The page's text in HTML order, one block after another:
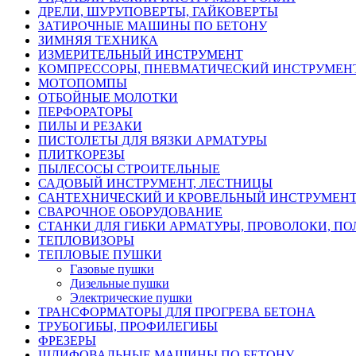
ДРЕЛИ, ШУРУПОВЕРТЫ, ГАЙКОВЕРТЫ
ЗАТИРОЧНЫЕ МАШИНЫ ПО БЕТОНУ
ЗИМНЯЯ ТЕХНИКА
ИЗМЕРИТЕЛЬНЫЙ ИНСТРУМЕНТ
КОМПРЕССОРЫ, ПНЕВМАТИЧЕСКИЙ
МОТОПОМПЫ
ОТБОЙНЫЕ МОЛОТКИ
ПЕРФОРАТОРЫ
ПИЛЫ И РЕЗАКИ
ПИСТОЛЕТЫ ДЛЯ ВЯЗКИ АРМАТУРЫ
ПЛИТКОРЕЗЫ
ПЫЛЕСОСЫ СТРОИТЕЛЬНЫЕ
САДОВЫЙ ИНСТРУМЕНТ, ЛЕСТНИЦЫ
САНТЕХНИЧЕСКИЙ И КРОВЕЛЬНЫЙ
СВАРОЧНОЕ ОБОРУДОВАНИЕ
СТАНКИ ДЛЯ ГИБКИ АРМАТУРЫ, ПРОВОЛОКИ,
ТЕПЛОВИЗОРЫ
ТЕПЛОВЫЕ ПУШКИ
Газовые пушки
Дизельные пушки
Электрические пушки
ТРАНСФОРМАТОРЫ ДЛЯ ПРОГРЕВА БЕТОНА
ТРУБОГИБЫ, ПРОФИЛЕГИБЫ
ФРЕЗЕРЫ